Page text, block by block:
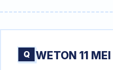
Q WETON 11